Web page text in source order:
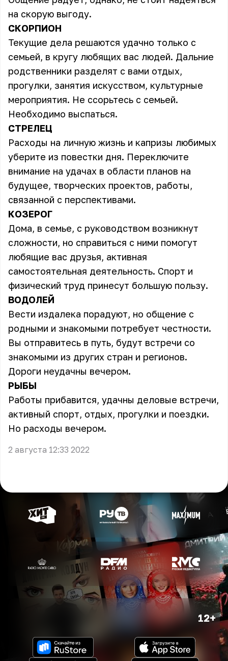
на скорую выгоду.
СКОРПИОН
Текущие дела решаются удачно только с
семьей, в кругу любящих вас людей. Дальние
родственники разделят с вами отдых,
прогулки, занятия искусством, культурные
мероприятия. Не ссорьтесь с семьей.
Необходимо выспаться.
СТРЕЛЕЦ
Расходы на личную жизнь и капризы любимых
уберите из повестки дня. Переключите
внимание на удачах в области планов на
будущее, творческих проектов, работы,
связанной с перспективами.
КОЗЕРОГ
Дома, в семье, с руководством возникнут
сложности, но справиться с ними помогут
любящие вас друзья, активная
самостоятельная деятельность. Спорт и
физический труд принесут большую пользу.
ВОДОЛЕЙ
Вести издалека порадуют, но общение с
родными и знакомыми потребует честности.
Вы отправитесь в путь, будут встречи со
знакомыми из других стран и регионов.
Дороги неудачны вечером.
РЫБЫ
Работы прибавится, удачны деловые встречи,
активный спорт, отдых, прогулки и поездки.
Но расходы вечером.
2 августа 12:33 2022
12+